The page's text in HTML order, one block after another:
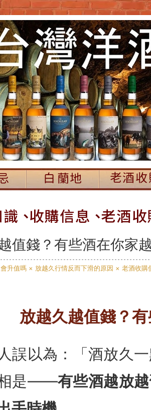
值錢？有些酒在你家
放越久越值錢？
誤以為：「酒放久
是——有些酒越放